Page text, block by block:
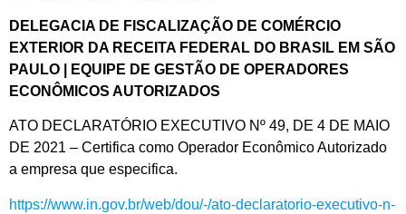
DELEGACIA DE FISCALIZAÇÃO DE COMÉRCIO
EXTERIOR DA RECEITA FEDERAL DO BRASIL EM SÃO
PAULO | EQUIPE DE GESTÃO DE OPERADORES
ECONÔMICOS AUTORIZADOS
ATO DECLARATÓRIO EXECUTIVO Nº 49, DE 4 DE MAIO
DE 2021 – Certifica como Operador Econômico Autorizado
a empresa que especifica.
https://www.in.gov.br/web/dou/-/ato-declaratorio-executivo-n-